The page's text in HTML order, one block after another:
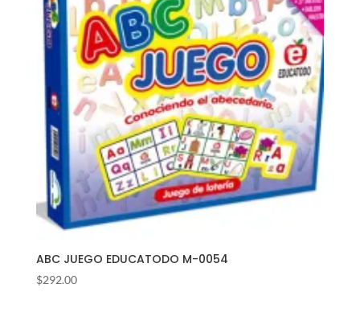
ABC JUEGO EDUCATODO M-0054
$292.00